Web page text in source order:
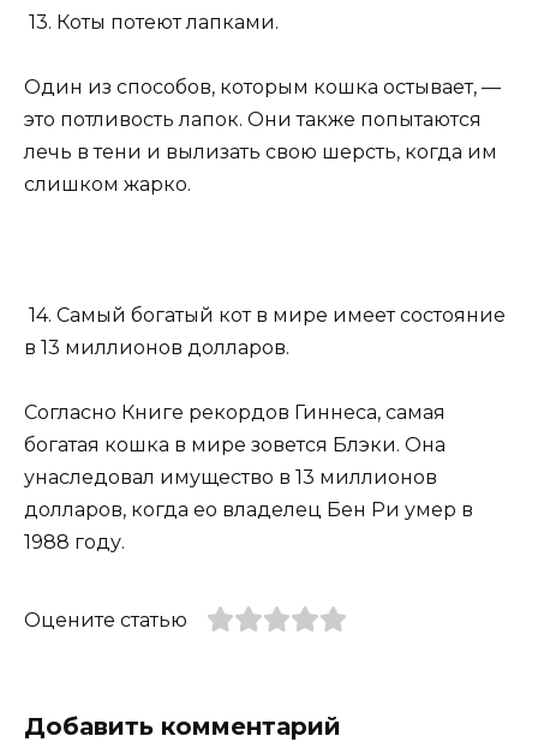
13. Коты потеют лапками.
Один из способов, которым кошка остывает, —
это потливость лапок. Они также попытаются
лечь в тени и вылизать свою шерсть, когда им
слишком жарко.
14. Самый богатый кот в мире имеет состояние
в 13 миллионов долларов.
Согласно Книге рекордов Гиннеса, самая
богатая кошка в мире зовется Блэки. Она
унаследовал имущество в 13 миллионов
долларов, когда ео владелец Бен Ри умер в
1988 году.
Оцените статью
Добавить комментарий